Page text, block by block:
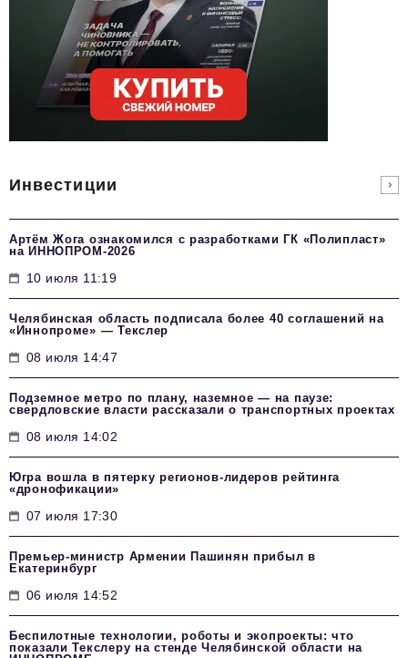
Инвестиции
Артём Жога ознакомился с разработками ГК «Полипласт»
на ИННОПРОМ-2026
10 июля 11:19
Челябинская область подписала более 40 соглашений на
«Иннопроме» — Текслер
08 июля 14:47
Подземное метро по плану, наземное — на паузе:
свердловские власти рассказали о транспортных проектах
08 июля 14:02
Югра вошла в пятерку регионов-лидеров рейтинга
«дронофикации»
07 июля 17:30
Премьер-министр Армении Пашинян прибыл в
Екатеринбург
06 июля 14:52
Беспилотные технологии, роботы и экопроекты: что
показали Текслеру на стенде Челябинской области на